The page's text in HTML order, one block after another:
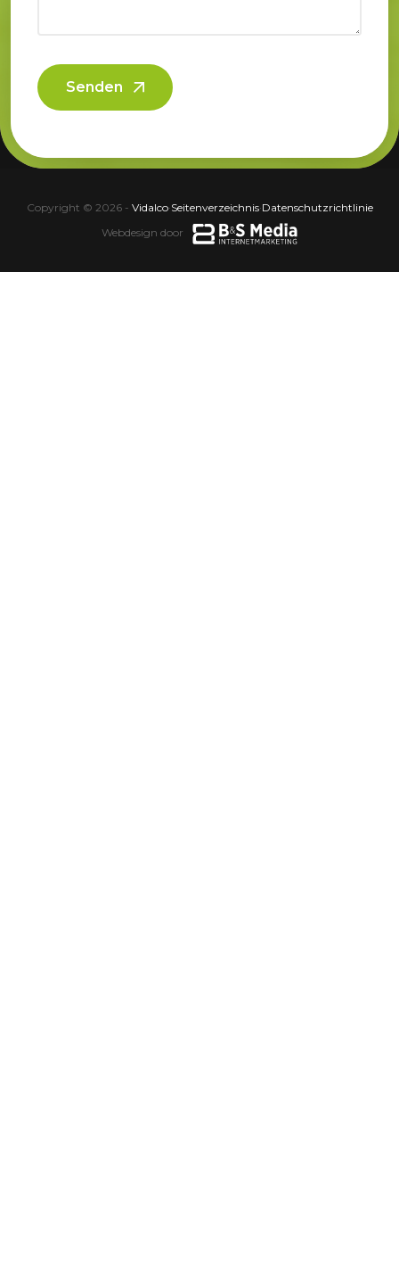
Senden
Copyright © 2026 - Vidalco·Seitenverzeichnis·Datenschutzrichtlinie
Webdesign door